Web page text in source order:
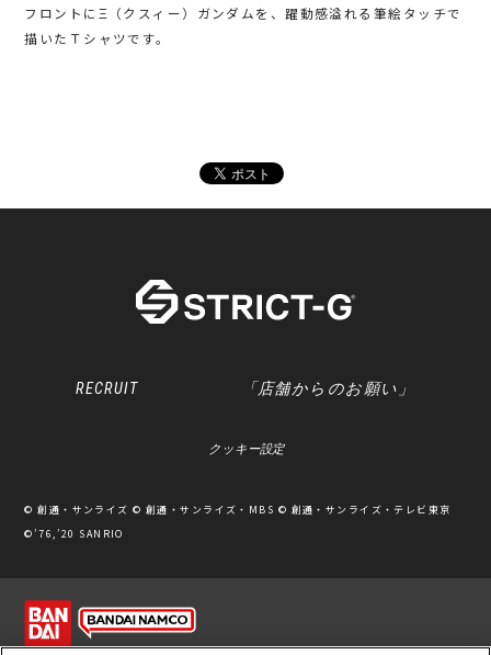
フロントにΞ（クスィー）ガンダムを、躍動感溢れる筆絵タッチで
描いたＴシャツです。
RECRUIT 「店舗からのお願い」
クッキー設定
© 創通・サンライズ © 創通・サンライズ・MBS © 創通・サンライズ・テレビ東京
©’76,’20 SANRIO